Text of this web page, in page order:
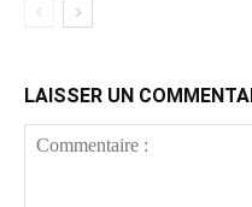
LAISSER UN